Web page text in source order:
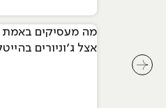
מה מעסיקים באמת
אצל ג׳וניורים
לחץ לשיקופית קודמת בסליידר